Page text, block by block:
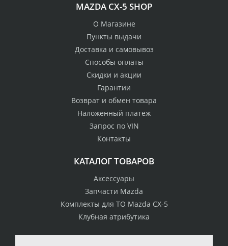
стоимости
Гарантия качества
MAZDA CX-5 SHOP
О Магазине
Пункты выдачи
Доставка и самовывоз
Способы оплаты
Скидки и акции
Гарантии
Возврат и обмен товара
Наложенный платеж
Запрос по VIN
Контакты
КАТАЛОГ ТОВАРОВ
Аксессуары
Запчасти Mazda
Комплекты для ТО Mazda CX-5
Клубная атрибутика